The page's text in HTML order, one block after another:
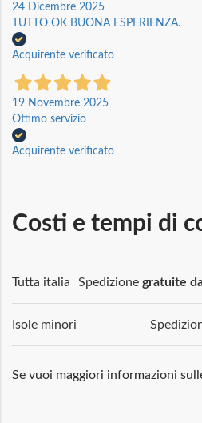
24 Dicembre 2025
TUTTO OK BUONA ESPERIENZA.
Acquirente verificato
19 Novembre 2025
Ottimo servizio
Acquirente verificato
Costi e tempi di
Tutta italia Spedizione gratuite
Isole minori
Se vuoi maggiori informazioni